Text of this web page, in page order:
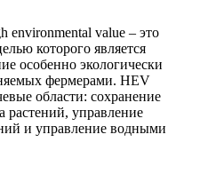
environmental value – это
которого является
особенно экологически
фермерами. HEV
области: сохранение
растений, управление
и управление водными